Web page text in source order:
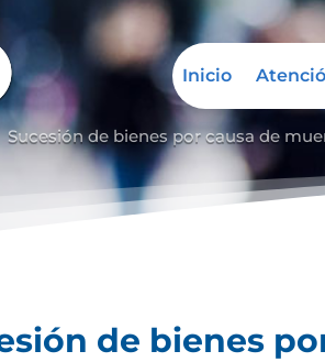
Inicio
Sucesión de bienes por causa de
de bienes